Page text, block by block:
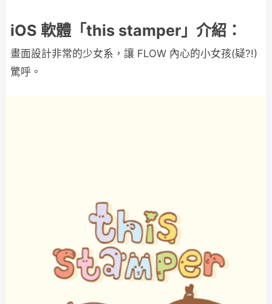
iOS 軟體「this stamper」介紹：
畫面設計非常的少女系，讓 FLOW 內心的小女孩(疑?!)
驚呼。